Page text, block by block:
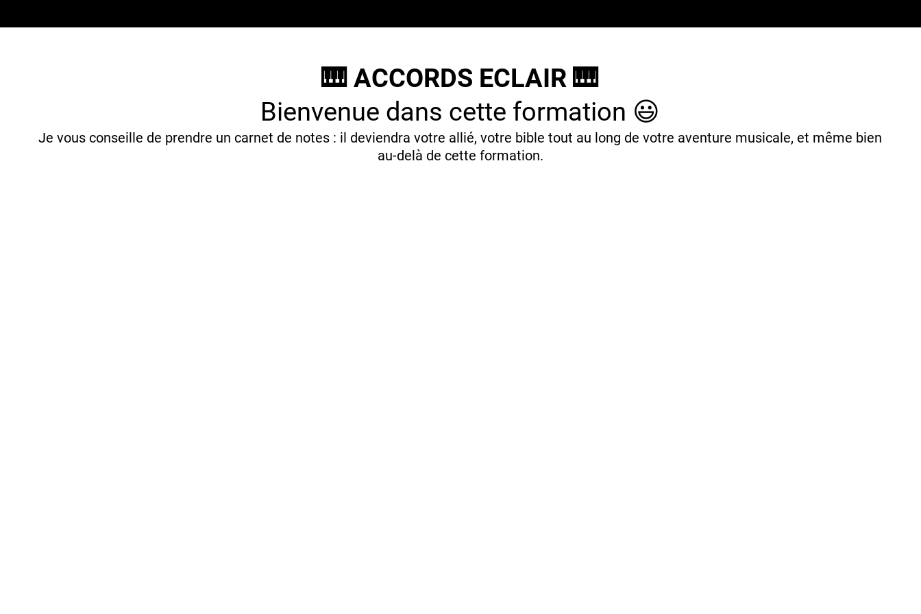
🎹 ACCORDS ECLAIR 🎹
Bienvenue dans cette formation 😃
Je vous conseille de prendre un carnet de notes : il deviendra votre allié, votre bible tout au long de votre aventure musicale, et même bien
au-delà de cette formation.